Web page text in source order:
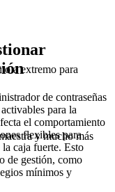
a extremo para
y mucho más
de contraseñas
para la
el comportamiento
flexibles para
caja fuerte. Esto
de gestión, como
mínimos y